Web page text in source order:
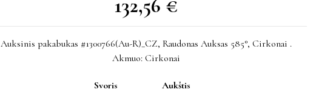
132,56 €
Auksinis pakabukas #1300766(Au-R)_CZ, Raudonas Auksas 585°, Cirkonai .
Akmuo: Cirkonai
Svoris Aukštis